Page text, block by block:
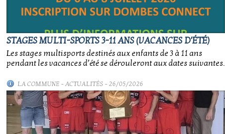
STAGES MULTI-SPORTS 3-11 ANS (VACANCES D'ÉTÉ)
Les stages multisports destinés aux enfants de 3 à 11 ans
pendant les vacances d’été se dérouleront aux dates suivantes.
LA COMMUNE-ACTUALITÉS - 26/05/2026